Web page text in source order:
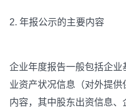
2. 年报公示的主要内容
企业年度报告一般包括企
业资产状况信息（对外提
内容，其中股东出资信息